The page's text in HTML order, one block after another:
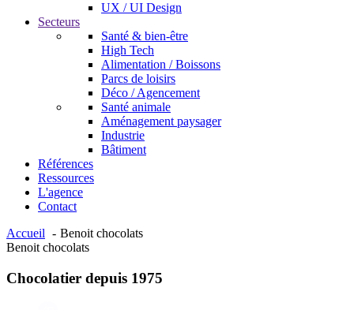
UX / UI Design
Secteurs
Santé & bien-être
High Tech
Alimentation / Boissons
Parcs de loisirs
Déco / Agencement
Santé animale
Aménagement paysager
Industrie
Bâtiment
Références
Ressources
L'agence
Contact
Accueil
Benoit chocolats
Benoit chocolats
Chocolatier depuis 1975​